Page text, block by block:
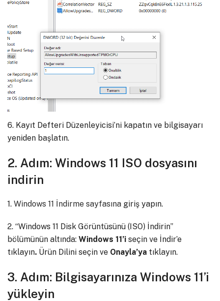
6. Kayıt Defteri Düzenleyicisi’ni kapatın ve bilgisayarı
yeniden başlatın.
2. Adım: Windows 11 ISO dosyasını
indirin
1. Windows 11 İndirme sayfasına giriş yapın.
2. “Windows 11 Disk Görüntüsünü (ISO) İndirin”
bölümünün altında: Windows 11’i seçin ve İndir’e
tıklayın. Ürün Dilini seçin ve Onayla’ya tıklayın.
3. Adım: Bilgisayarınıza Windows 11’i
yükleyin